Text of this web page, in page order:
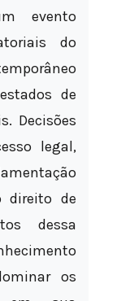
evento
do
de
Decisões
legal,
direito de
dessa
os